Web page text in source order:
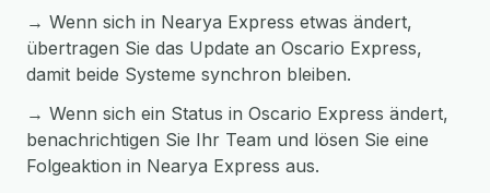
→ Wenn sich in Nearya Express etwas ändert,
übertragen Sie das Update an Oscario Express,
damit beide Systeme synchron bleiben.
→ Wenn sich ein Status in Oscario Express ändert,
benachrichtigen Sie Ihr Team und lösen Sie eine
Folgeaktion in Nearya Express aus.